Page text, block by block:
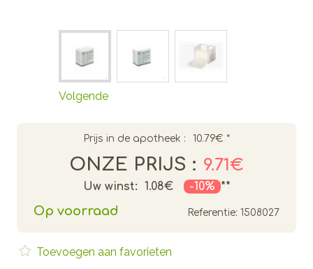
Volgende
Prijs in de apotheek : 10.79€ *
ONZE PRIJS : 9.71€
Uw winst: 1.08€ -10% **
Op voorraad Referentie: 1508027
Toevoegen aan favorieten